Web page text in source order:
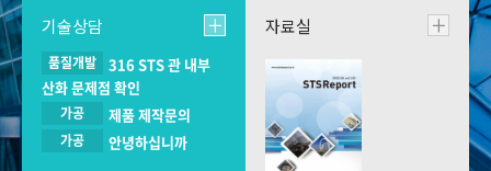
강관협의회
Steel Tubes and Pipes
Committee
선재협의회
Steel Wire Committee
기술상담
품질개발
316 STS 관 내부
산화 문제점 확인
가공 제품 제작문의
가공 안녕하십니까
자료실